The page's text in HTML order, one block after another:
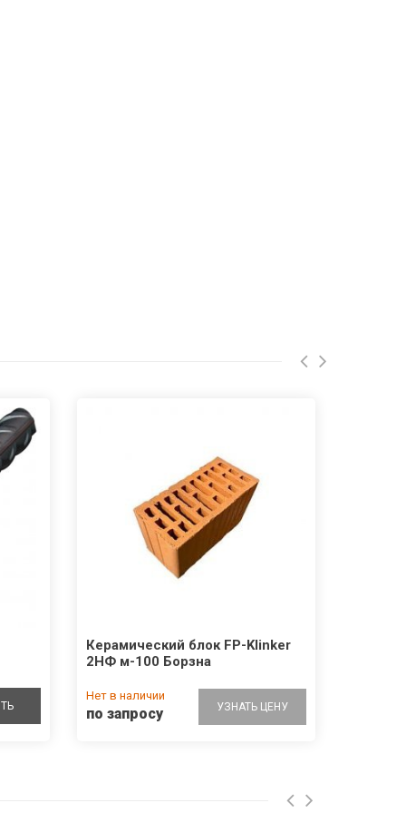
Керамический блок FP-Klinker
2НФ м-100 Борзна
Нет в наличии
по запросу УЗНАТЬ ЦЕНУ